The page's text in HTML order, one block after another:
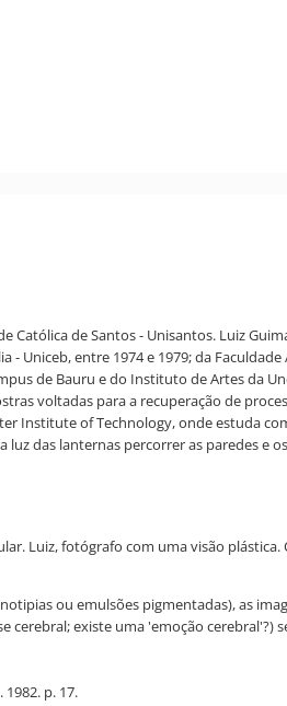
de Santos - Unisantos. Luiz
Uniceb, entre 1974 e 1979; da
de Bauru e do Instituto de Artes da
voltadas para a recuperação de
Institute of Technology, onde estuda
das lanternas percorrer as paredes e
Luiz, fotógrafo com uma visão
ou emulsões pigmentadas), as
existe uma 'emoção
p. 17.